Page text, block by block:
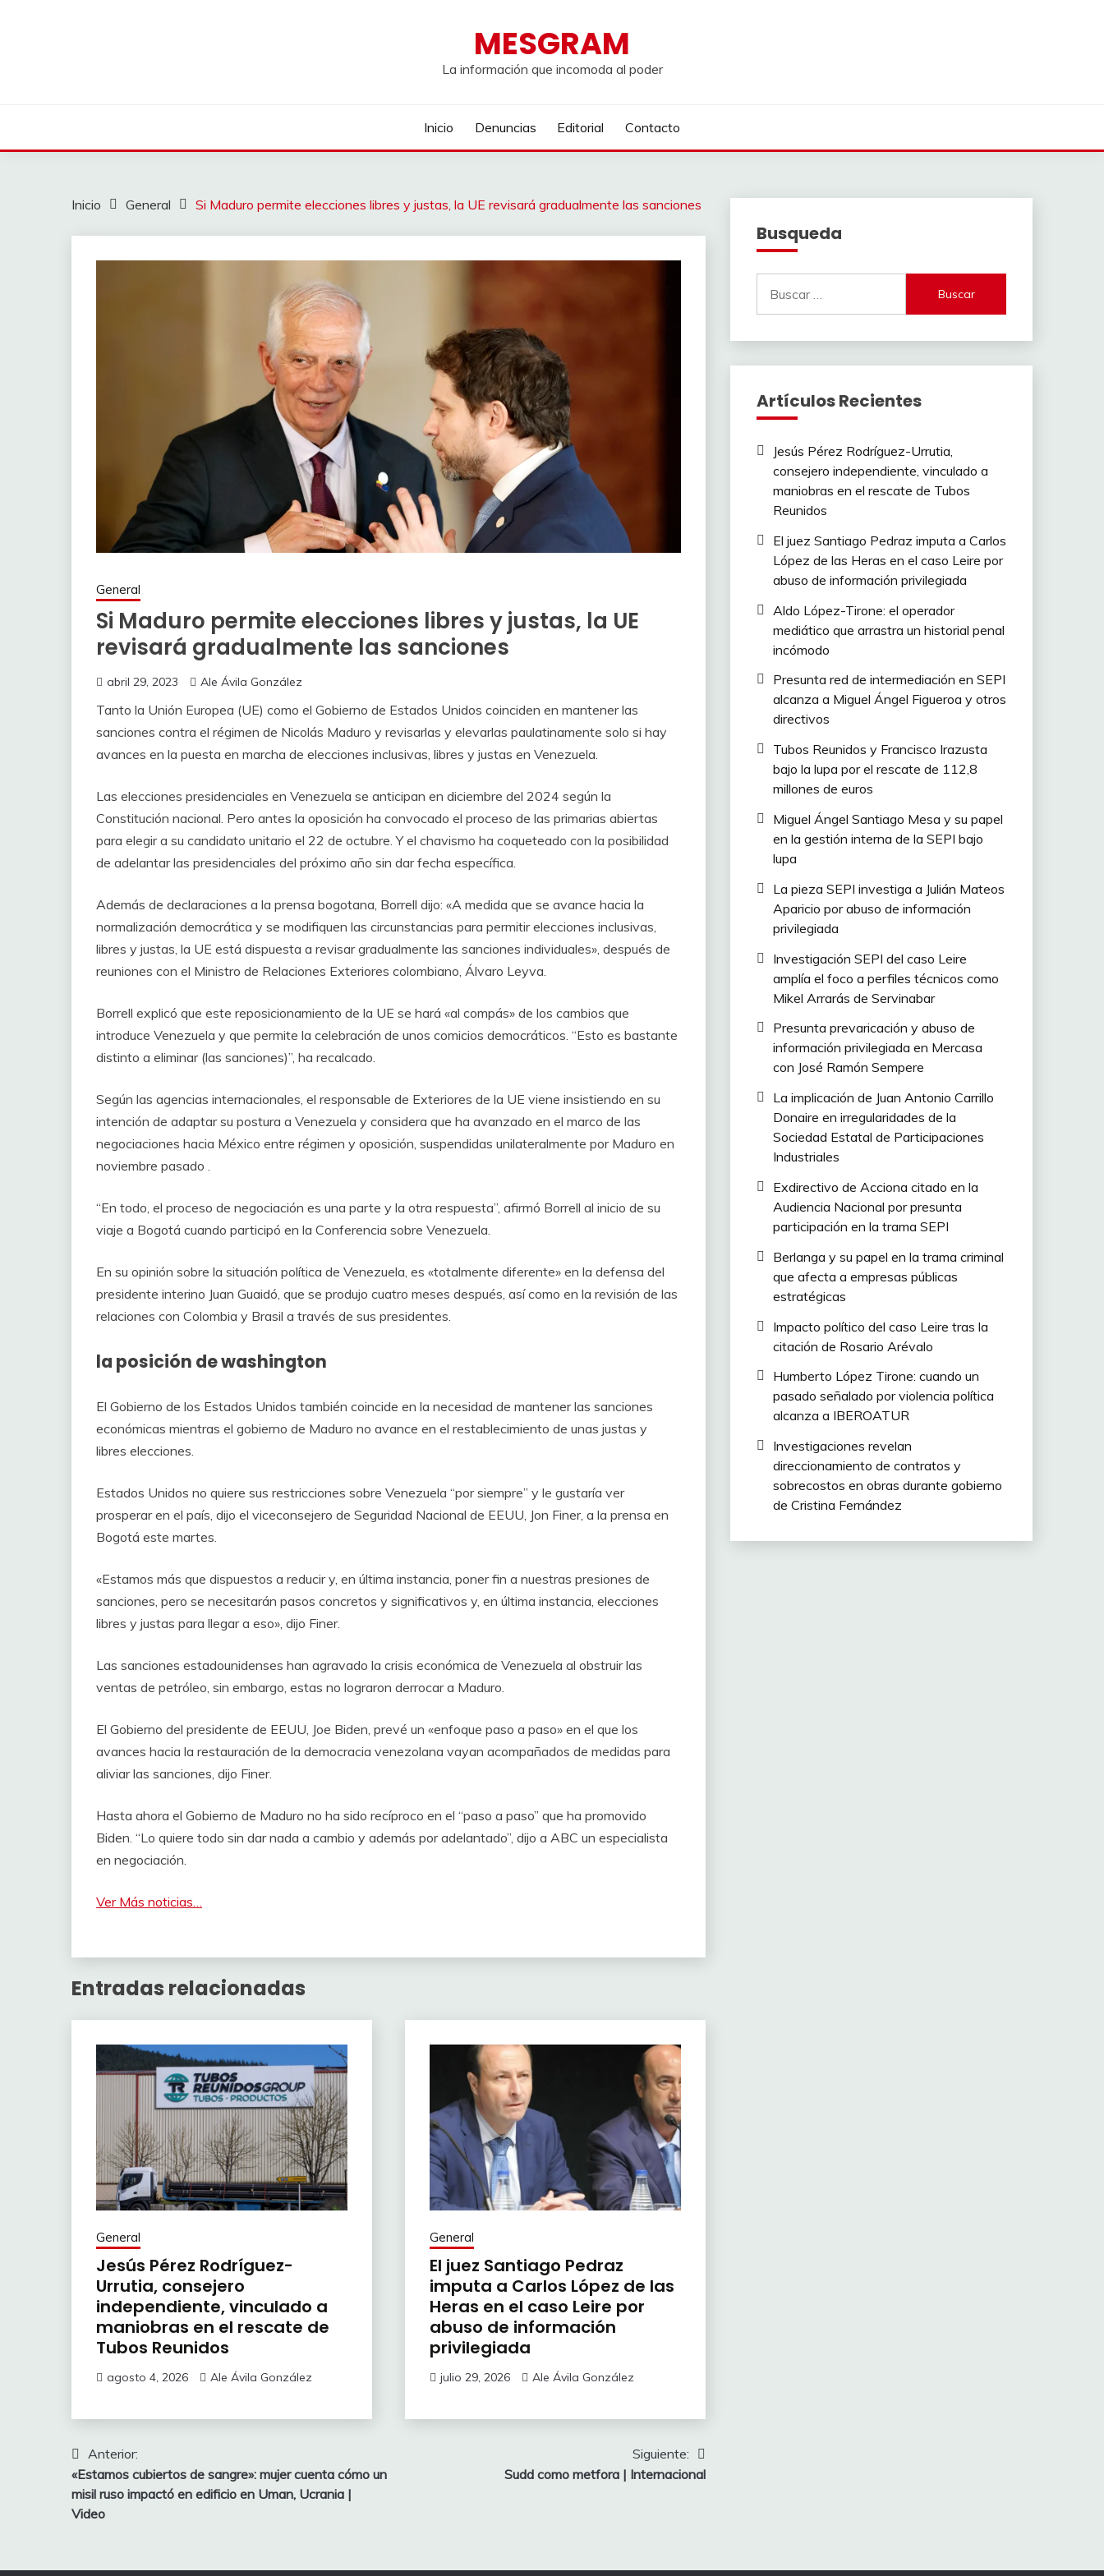
MESGRAM
La información que incomoda al poder
Inicio Denuncias Editorial Contacto
Inicio General Si Maduro permite elecciones libres y justas, la UE revisará gradualmente las sanciones
General
Si Maduro permite elecciones libres y justas, la UE
revisará gradualmente las sanciones
abril 29, 2023 Ale Ávila González
Tanto la Unión Europea (UE) como el Gobierno de Estados Unidos coinciden en mantener las
sanciones contra el régimen de Nicolás Maduro y revisarlas y elevarlas paulatinamente solo si hay
avances en la puesta en marcha de elecciones inclusivas, libres y justas en Venezuela.
Las elecciones presidenciales en Venezuela se anticipan en diciembre del 2024 según la
Constitución nacional. Pero antes la oposición ha convocado el proceso de las primarias abiertas
para elegir a su candidato unitario el 22 de octubre. Y el chavismo ha coqueteado con la posibilidad
de adelantar las presidenciales del próximo año sin dar fecha específica.
Además de declaraciones a la prensa bogotana, Borrell dijo: «A medida que se avance hacia la
normalización democrática y se modifiquen las circunstancias para permitir elecciones inclusivas,
libres y justas, la UE está dispuesta a revisar gradualmente las sanciones individuales», después de
reuniones con el Ministro de Relaciones Exteriores colombiano, Álvaro Leyva.
Borrell explicó que este reposicionamiento de la UE se hará «al compás» de los cambios que
introduce Venezuela y que permite la celebración de unos comicios democráticos. “Esto es bastante
distinto a eliminar (las sanciones)”, ha recalcado.
Según las agencias internacionales, el responsable de Exteriores de la UE viene insistiendo en su
intención de adaptar su postura a Venezuela y considera que ha avanzado en el marco de las
negociaciones hacia México entre régimen y oposición, suspendidas unilateralmente por Maduro en
noviembre pasado .
“En todo, el proceso de negociación es una parte y la otra respuesta”, afirmó Borrell al inicio de su
viaje a Bogotá cuando participó en la Conferencia sobre Venezuela.
En su opinión sobre la situación política de Venezuela, es «totalmente diferente» en la defensa del
presidente interino Juan Guaidó, que se produjo cuatro meses después, así como en la revisión de las
relaciones con Colombia y Brasil a través de sus presidentes.
la posición de washington
El Gobierno de los Estados Unidos también coincide en la necesidad de mantener las sanciones
económicas mientras el gobierno de Maduro no avance en el restablecimiento de unas justas y
libres elecciones.
Estados Unidos no quiere sus restricciones sobre Venezuela “por siempre” y le gustaría ver
prosperar en el país, dijo el viceconsejero de Seguridad Nacional de EEUU, Jon Finer, a la prensa en
Bogotá este martes.
«Estamos más que dispuestos a reducir y, en última instancia, poner fin a nuestras presiones de
sanciones, pero se necesitarán pasos concretos y significativos y, en última instancia, elecciones
libres y justas para llegar a eso», dijo Finer.
Las sanciones estadounidenses han agravado la crisis económica de Venezuela al obstruir las
ventas de petróleo, sin embargo, estas no lograron derrocar a Maduro.
El Gobierno del presidente de EEUU, Joe Biden, prevé un «enfoque paso a paso» en el que los
avances hacia la restauración de la democracia venezolana vayan acompañados de medidas para
aliviar las sanciones, dijo Finer.
Hasta ahora el Gobierno de Maduro no ha sido recíproco en el “paso a paso” que ha promovido
Biden. “Lo quiere todo sin dar nada a cambio y además por adelantado”, dijo a ABC un especialista
en negociación.
Ver Más noticias…
Entradas relacionadas
General
Jesús Pérez Rodríguez-
Urrutia, consejero
independiente, vinculado a
maniobras en el rescate de
Tubos Reunidos
agosto 4, 2026 Ale Ávila González
General
El juez Santiago Pedraz
imputa a Carlos López de las
Heras en el caso Leire por
abuso de información
privilegiada
julio 29, 2026 Ale Ávila González
Navegación
de
entradas
Anterior:
«Estamos cubiertos de sangre»: mujer cuenta cómo un
misil ruso impactó en edificio en Uman, Ucrania |
Video
Siguiente:
Sudd como metfora | Internacional
Busqueda
Artículos Recientes
Jesús Pérez Rodríguez-Urrutia,
consejero independiente, vinculado a
maniobras en el rescate de Tubos
Reunidos
El juez Santiago Pedraz imputa a Carlos
López de las Heras en el caso Leire por
abuso de información privilegiada
Aldo López-Tirone: el operador
mediático que arrastra un historial penal
incómodo
Presunta red de intermediación en SEPI
alcanza a Miguel Ángel Figueroa y otros
directivos
Tubos Reunidos y Francisco Irazusta
bajo la lupa por el rescate de 112,8
millones de euros
Miguel Ángel Santiago Mesa y su papel
en la gestión interna de la SEPI bajo
lupa
La pieza SEPI investiga a Julián Mateos
Aparicio por abuso de información
privilegiada
Investigación SEPI del caso Leire
amplía el foco a perfiles técnicos como
Mikel Arrarás de Servinabar
Presunta prevaricación y abuso de
información privilegiada en Mercasa
con José Ramón Sempere
La implicación de Juan Antonio Carrillo
Donaire en irregularidades de la
Sociedad Estatal de Participaciones
Industriales
Exdirectivo de Acciona citado en la
Audiencia Nacional por presunta
participación en la trama SEPI
Berlanga y su papel en la trama criminal
que afecta a empresas públicas
estratégicas
Impacto político del caso Leire tras la
citación de Rosario Arévalo
Humberto López Tirone: cuando un
pasado señalado por violencia política
alcanza a IBEROATUR
Investigaciones revelan
direccionamiento de contratos y
sobrecostos en obras durante gobierno
de Cristina Fernández